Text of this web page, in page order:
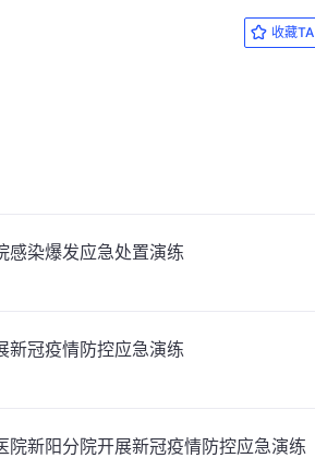
收藏TA
染爆发应急处置演练
冠疫情防控应急演练
新阳分院开展新冠疫情防控应急演练